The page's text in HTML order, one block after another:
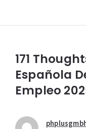
171
Española
Empleo